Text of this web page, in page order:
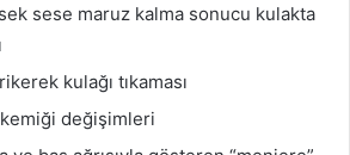
sese maruz kalma sonucu kulakta
kulağı tıkaması
değişimleri